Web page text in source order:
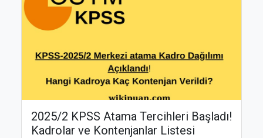
2025/2 KPSS Atama Tercihleri Başladı!
Kadrolar ve Kontenjanlar Listesi